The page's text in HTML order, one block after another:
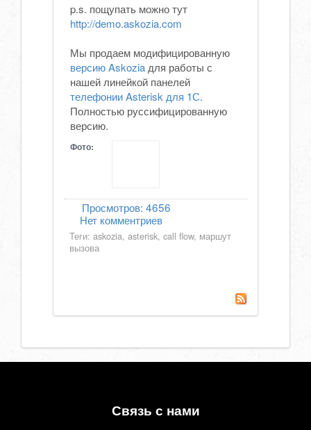
p.s. пощупать можно тут
http://demo.askozia.com
Мы продаем модифицированную
версию Askozia для работы с
нашей линейкой панелей
телефонии Asterisk для 1С.
Полностью руссифицированную
версию.
Фото:
Просмотров: 4656
Нет комментриев
Теги: askozia, asterisk, call flow, маршут
вызова
Связь с нами